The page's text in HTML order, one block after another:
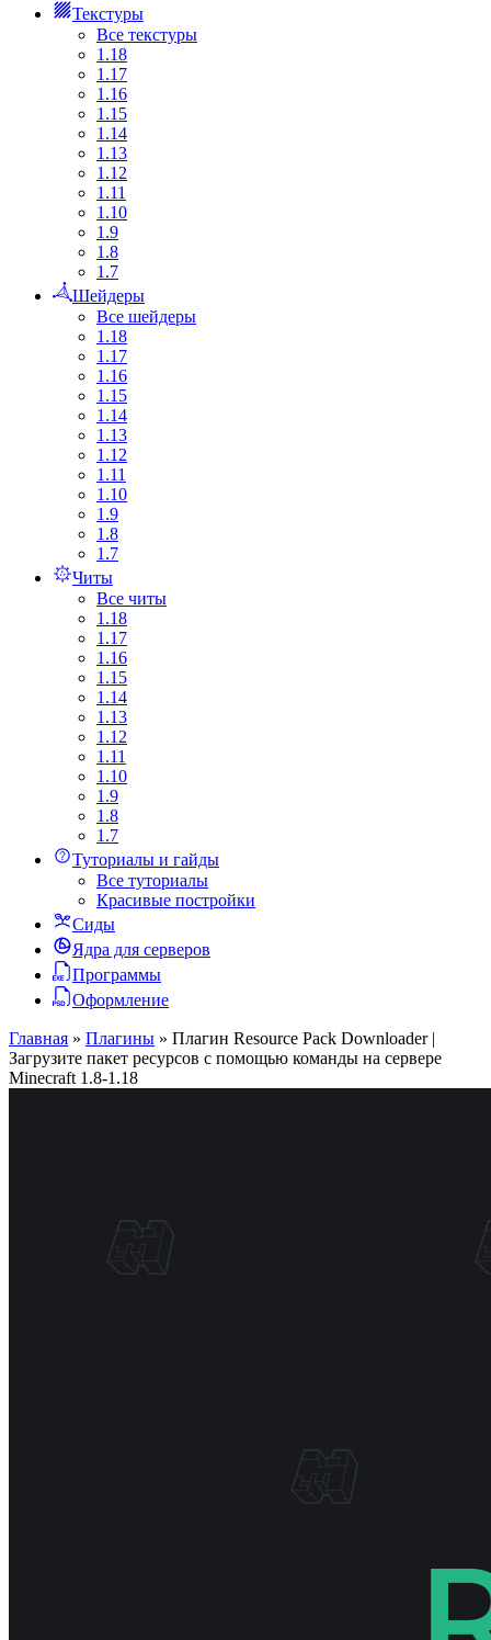
Текстуры
Все текстуры
1.18
1.17
1.16
1.15
1.14
1.13
1.12
1.11
1.10
1.9
1.8
1.7
Шейдеры
Все шейдеры
1.18
1.17
1.16
1.15
1.14
1.13
1.12
1.11
1.10
1.9
1.8
1.7
Читы
Все читы
1.18
1.17
1.16
1.15
1.14
1.13
1.12
1.11
1.10
1.9
1.8
1.7
Туториалы и гайды
Все туториалы
Красивые постройки
Сиды
Ядра для серверов
Программы
Оформление
Главная » Плагины » Плагин Resource Pack Downloader |
Загрузите пакет ресурсов с помощью команды на сервере
Minecraft 1.8-1.18